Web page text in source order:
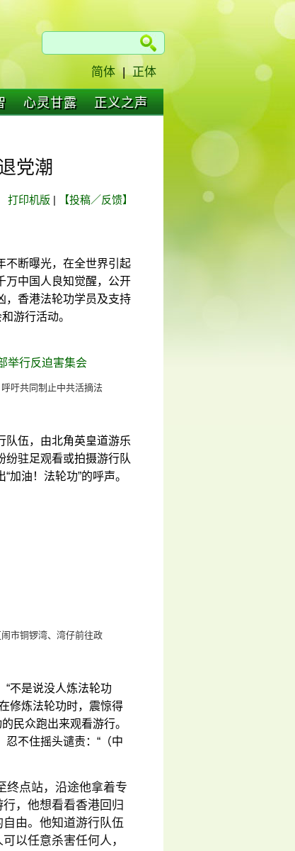
简体 | 正体
心灵甘露 正义之声
党潮
打印机版 | 【投稿／反馈】
不断曝光，在全世界引起
万中国人良知觉醒，公开
，香港法轮功学员及支持
游行活动。
吁共同制止中共活摘法
队伍，由北角英皇道游乐
纷驻足观看或拍摄游行队
油！法轮功”的呼声。
市铜锣湾、湾仔前往政
不是说没人炼法轮功
修炼法轮功时，震惊得
民众跑出来观看游行。
不住摇头谴责：“（中
终点站，沿途他拿着专
，他想看看香港回归
由。他知道游行队伍
以任意杀害任何人，